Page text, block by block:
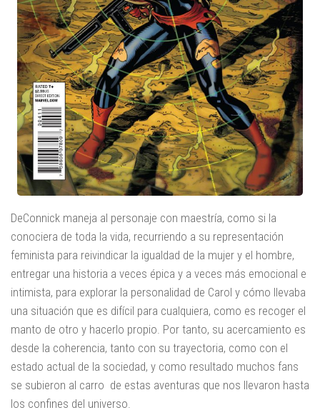
DeConnick maneja al personaje con maestría, como si la
conociera de toda la vida, recurriendo a su representación
feminista para reivindicar la igualdad de la mujer y el hombre,
entregar una historia a veces épica y a veces más emocional e
intimista, para explorar la personalidad de Carol y cómo llevaba
una situación que es difícil para cualquiera, como es recoger el
manto de otro y hacerlo propio. Por tanto, su acercamiento es
desde la coherencia, tanto con su trayectoria, como con el
estado actual de la sociedad, y como resultado muchos fans
se subieron al carro de estas aventuras que nos llevaron hasta
los confines del universo.